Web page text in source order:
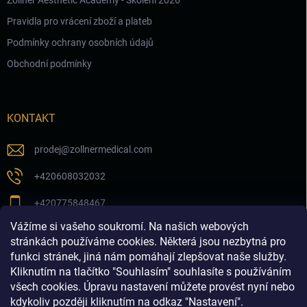
Vážíme si vašeho soukromí. Na našich webových
stránkách používáme cookies. Některá jsou nezbytná pro
funkci stránek, jiná nám pomáhají zlepšovat naše služby.
Kliknutím na tlačítko "Souhlasím" souhlasíte s používáním
všech cookies. Úpravu nastavení můžete provést nyní nebo
kdykoliv později kliknutím na odkaz "Nastavení".
Pravidla pro vrácení zboží a plateb
Podmínky ochrany osobních údajů
Obchodní podmínky
KONTAKT
prodej@zollnermedical.com
+420608032032
+420775848467
Sledujte nás na našem FB profilu
zollnermedical_eu